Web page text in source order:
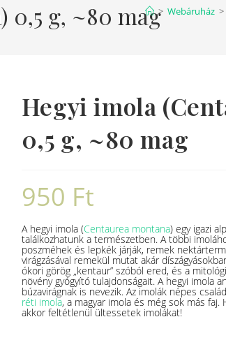
0,5 g, ~80 mag> Webáruház >
Hegyi imola
0,5 g, ~80 mag
950 Ft
A hegyi imola (Centaurea montana) egy igazi
találkozhatunk a természetben. A többi
poszméhek és lepkék járják, remek
virágzásával remekül mutat akár
ókori görög „kentaur” szóból ered, és a
növény gyógyító tulajdonságait. A hegyi imola
búzavirágnak is nevezik. Az imolák népes
réti imola, a magyar imola és még sok más
akkor feltétlenül ültessetek imolákat!